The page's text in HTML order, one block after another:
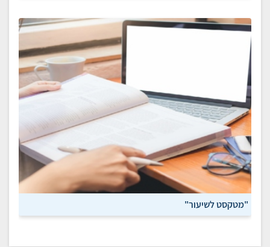
"מטקסט לשיעור"